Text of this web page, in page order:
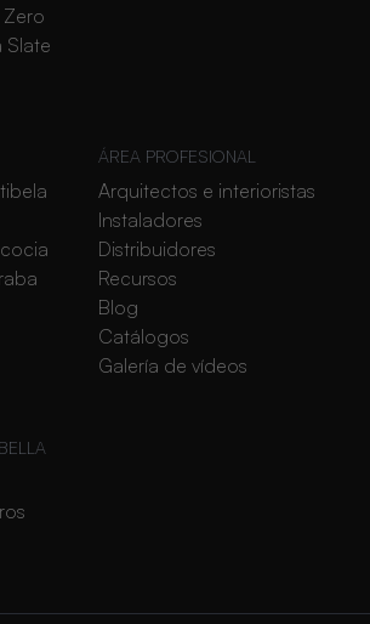
Zero
Slate
ÁREA PROFESIONAL
Arquitectos e interioristas
Instaladores
Distribuidores
Recursos
Blog
Catálogos
Galería de vídeos